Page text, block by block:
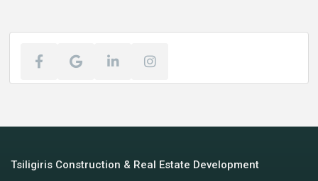
Tsiligiris Construction & Real Estate Development